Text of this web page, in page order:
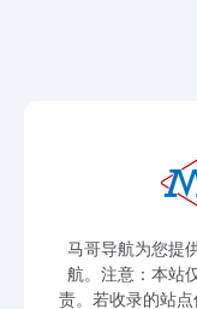
马哥导航为您提
航。注意：本站
责。若收录的站